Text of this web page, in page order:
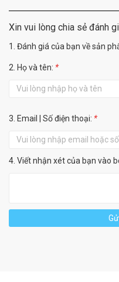
Xin vui lòng chia sẻ đánh
1. Đánh giá của bạn về sản
2. Họ và tên: *
3. Email | Số điện thoại: *
4. Viết nhận xét của bạn vào